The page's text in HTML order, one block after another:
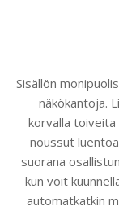
Sisällön
näkökantoja.
korvalla
noussut
suorana
kun voit
automatkatkin